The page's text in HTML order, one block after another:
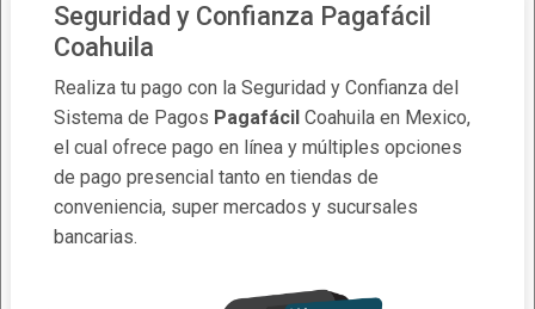
Seguridad y Confianza Pagafácil
Coahuila
Realiza tu pago con la Seguridad y Confianza del
Sistema de Pagos Pagafácil Coahuila en Mexico,
el cual ofrece pago en línea y múltiples opciones
de pago presencial tanto en tiendas de
conveniencia, super mercados y sucursales
bancarias.